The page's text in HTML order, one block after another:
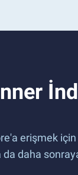
erişmek
da daha